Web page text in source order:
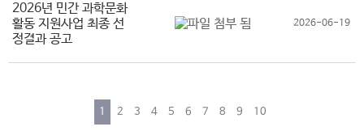
2026년 민간 과학문화
활동 지원사업 최종 선
정결과 공고
2026-06-19
1 2 3 4 5 6 7 8 9 10